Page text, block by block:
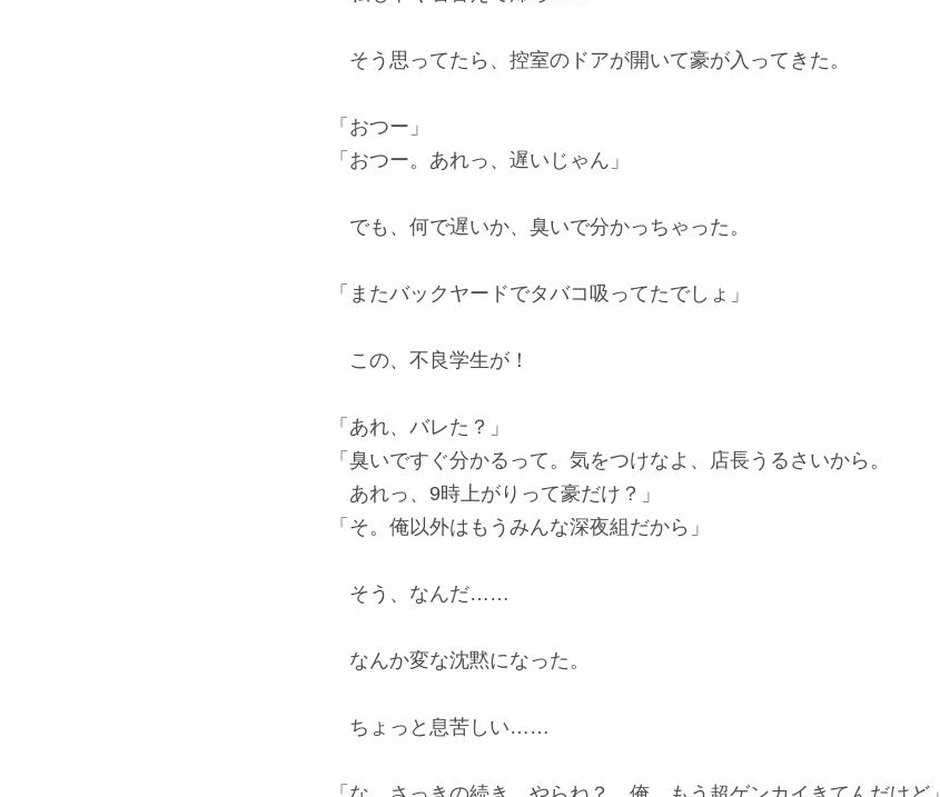
そう思ってたら、控室のドアが開いて豪が入ってきた。
「おつー」
「おつー。あれっ、遅いじゃん」
でも、何で遅いか、臭いで分かっちゃった。
「またバックヤードでタバコ吸ってたでしょ」
この、不良学生が！
「あれ、バレた？」
「臭いですぐ分かるって。気をつけなよ、店長うるさいから。
あれっ、9時上がりって豪だけ？」
「そ。俺以外はもうみんな深夜組だから」
そう、なんだ……
なんか変な沈黙になった。
ちょっと息苦しい……